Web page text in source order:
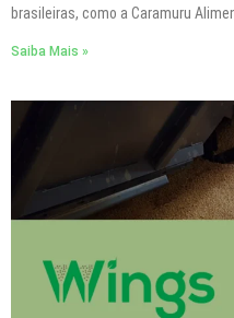
brasileiras, como a Caramuru
Saiba Mais »